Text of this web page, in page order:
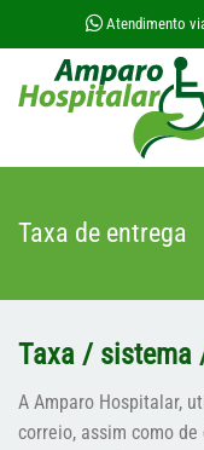
to
content
Atendimento
Taxa de entrega
Taxa / sistema
A Amparo Hospitalar,
correio, assim como